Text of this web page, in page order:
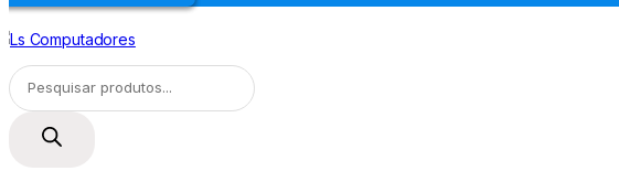
Pesquisar
produtos